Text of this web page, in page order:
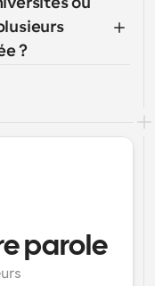
?
parole